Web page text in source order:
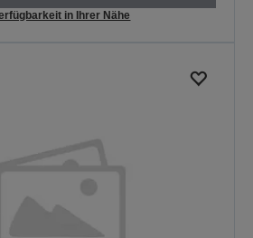
in Ihrer Nähe